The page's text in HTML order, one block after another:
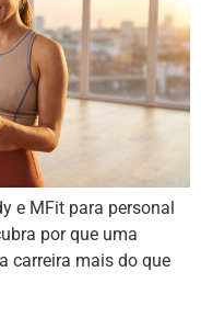
e MFit para personal
por que uma
carreira mais do que